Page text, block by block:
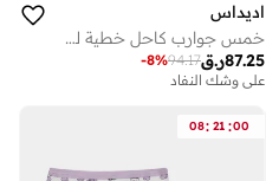
اديداس
خمس جوارب كاحل خطية للأطفال
ر.ق87.25
94.17
-8%
على وشك النفاد
08: 21 :00